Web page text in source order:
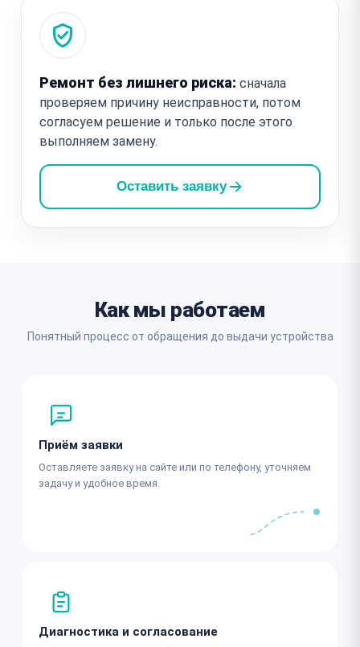
Ремонт без лишнего риска: сначала
проверяем причину неисправности, потом
согласуем решение и только после этого
выполняем замену.
Оставить заявку
Как мы работаем
Понятный процесс от обращения до выдачи устройства
Приём заявки
Оставляете заявку на сайте или по телефону, уточняем
задачу и удобное время.
Диагностика и согласование